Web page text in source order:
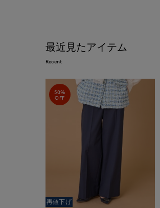
最近見たアイテム
Recent
50%
OFF
再値下げ